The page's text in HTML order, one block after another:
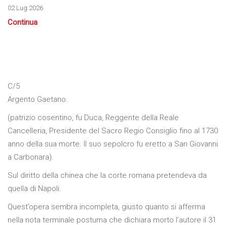
02 Lug 2026
Continua
C/5
Argento Gaetano.
(patrizio cosentino, fu Duca, Reggente della Reale
Cancelleria, Presidente del Sacro Regio Consiglio fino al 1730
anno della sua morte. Il suo sepolcro fu eretto a San Giovanni
a Carbonara).
Sul diritto della chinea che la corte romana pretendeva da
quella di Napoli.
Quest’opera sembra incompleta, giusto quanto si afferma
nella nota terminale postuma che dichiara morto l’autore il 31